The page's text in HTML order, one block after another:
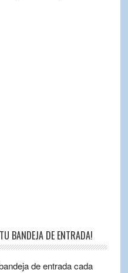
BANDEJA DE ENTRADA!
de entrada cada